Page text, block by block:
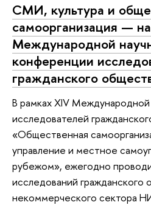
СМИ, культура и
самоорганизация —
Международной
конференции
гражданского
В рамках XIV
исследователей
«Общественная
управление и местное
рубежом», ежегодно
исследований гражданского
некоммерческого сектора